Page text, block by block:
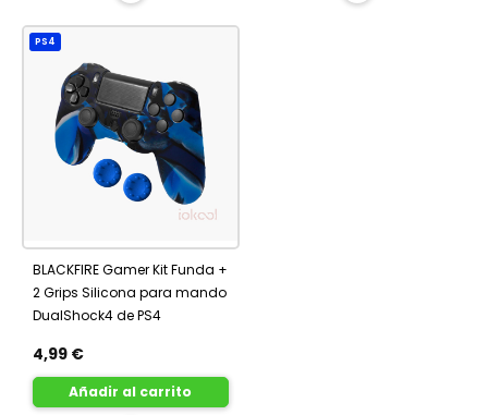
PS4
BLACKFIRE Gamer Kit Funda +
2 Grips Silicona para mando
DualShock4 de PS4
4,99 €
Añadir al carrito